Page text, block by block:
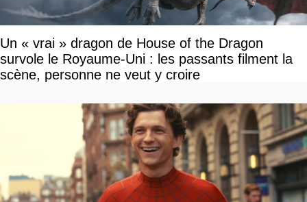
Un « vrai » dragon de House of the Dragon
survole le Royaume-Uni : les passants filment la
scène, personne ne veut y croire